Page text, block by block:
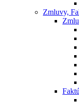
Zmluvy,